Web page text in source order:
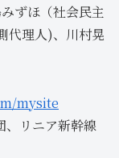
ずほ（社会民主
代理人)、川村晃
mysite
、リニア新幹線